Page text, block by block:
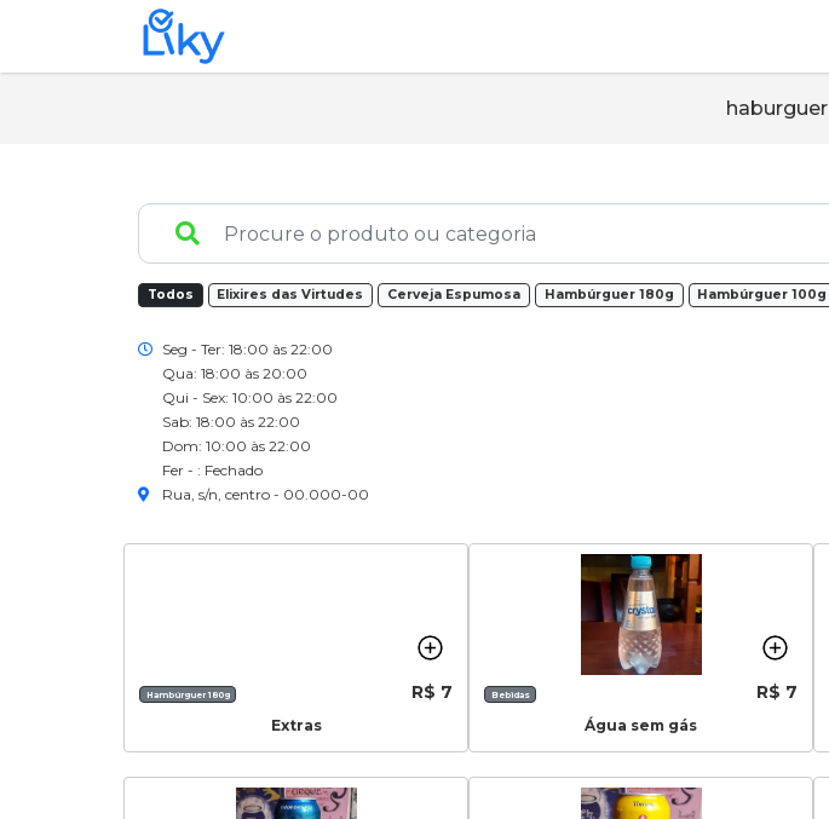
haburguer
Todos Elixires das Virtudes Cerveja Espumosa Hambúrguer 180g Hambúrguer 100g
Seg - Ter: 18:00 às 22:00
Qua: 18:00 às 20:00
Qui - Sex: 10:00 às 22:00
Sab: 18:00 às 22:00
Dom: 10:00 às 22:00
Fer - : Fechado
Rua, s/n, centro - 00.000-00
Hambúrguer 180g R$ 7
Extras
Bebidas R$ 7
Água sem gás